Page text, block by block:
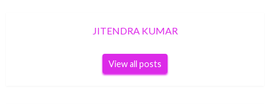
JITENDRA KUMAR
View all posts